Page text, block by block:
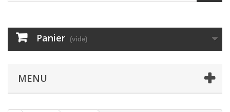
Panier (vide)
MENU